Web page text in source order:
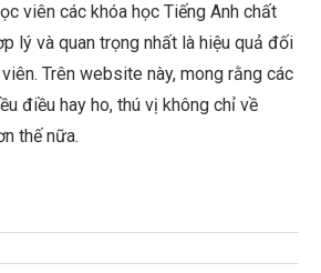
viên các khóa học Tiếng Anh chất
lý và quan trọng nhất là hiệu quả đối
Trên website này, mong rằng các
điều hay ho, thú vị không chỉ về
thế nữa.